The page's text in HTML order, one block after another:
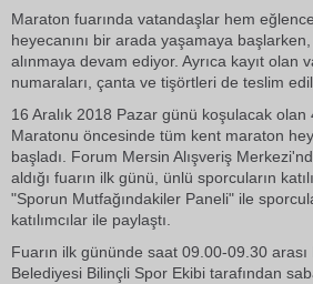
Maraton fuarında vatandaşlar hem
heyecanını bir arada yaşamaya
alınmaya devam ediyor. Ayrıca kayıt olan
numaraları, çanta ve tişörtleri de teslim
16 Aralık 2018 Pazar günü koşulacak olan
Maratonu öncesinde tüm kent maraton
başladı. Forum Mersin Alışveriş
aldığı fuarın ilk günü, ünlü sporcuların
"Sporun Mutfağındakiler Paneli" ile
katılımcılar ile paylaştı.
Fuarın ilk gününde saat 09.00-09.30
Belediyesi Bilinçli Spor Ekibi tarafından